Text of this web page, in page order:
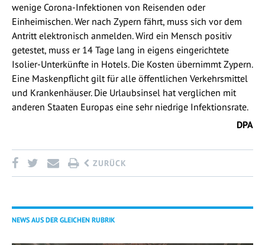
wenige Corona-Infektionen von Reisenden oder
Einheimischen. Wer nach Zypern fährt, muss sich vor dem
Antritt elektronisch anmelden. Wird ein Mensch positiv
getestet, muss er 14 Tage lang in eigens eingerichtete
Isolier-Unterkünfte in Hotels. Die Kosten übernimmt Zypern.
Eine Maskenpflicht gilt für alle öffentlichen Verkehrsmittel
und Krankenhäuser. Die Urlaubsinsel hat verglichen mit
anderen Staaten Europas eine sehr niedrige Infektionsrate.
DPA
ZURÜCK
NEWS AUS DER GLEICHEN RUBRIK